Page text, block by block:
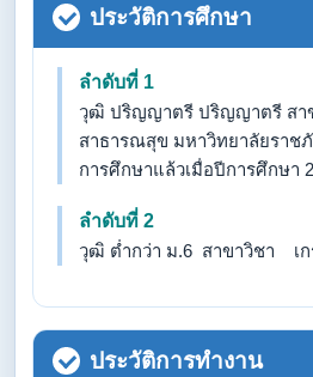
ประวัติการศึกษา
ลำดับที่ 1
วุฒิ ปริญญาตรี ปริญญาตรี สา
สาธารณสุข มหาวิทยาลัยราช
การศึกษาแล้วเมื่อปีการศึกษา
ลำดับที่ 2
วุฒิ ต่ำกว่า ม.6 สาขาวิชา เก
ประวัติการทำงาน